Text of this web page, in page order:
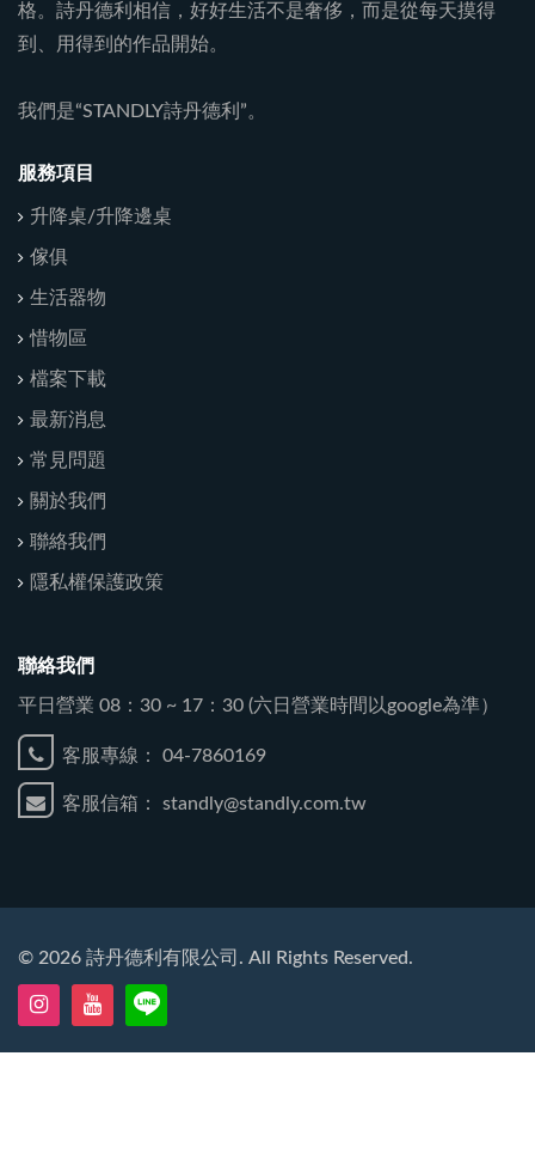
格。詩丹德利相信，好好生活不是奢侈，而是從每天摸得
到、用得到的作品開始。
我們是“STANDLY詩丹德利”。
服務項目
升降桌/升降邊桌
傢俱
生活器物
惜物區
檔案下載
最新消息
常見問題
關於我們
聯絡我們
隱私權保護政策
聯絡我們
平日營業 08：30 ~ 17：30 (六日營業時間以google為準）
客服專線： 04-7860169
客服信箱： standly@standly.com.tw
© 2026 詩丹德利有限公司. All Rights Reserved.